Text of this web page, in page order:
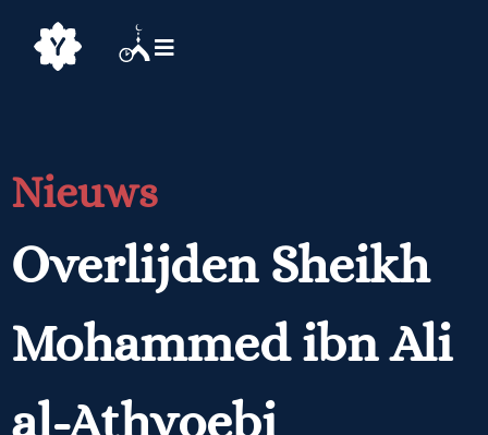
Nieuws
Overlijden Sheikh
Mohammed ibn Ali
al-Athyoebi